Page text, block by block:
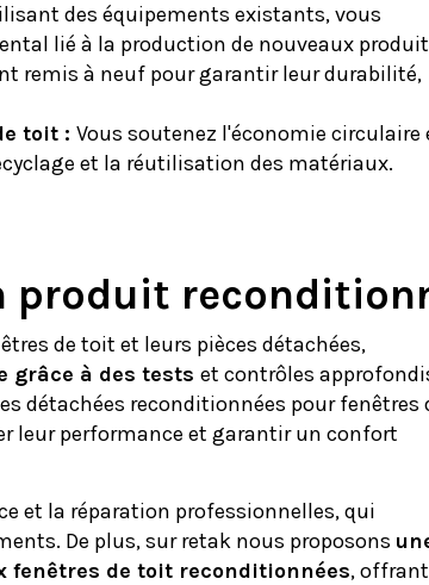
des équipements existants, vous
lié à la production de nouveaux
remis à neuf pour garantir leur durabilité,
toit : Vous soutenez l'économie circulaire
et la réutilisation des matériaux.
de toit et leurs pièces détachées,
grâce à des tests et contrôles
détachées reconditionnées pour fenêtres
leur performance et garantir un confort
et la réparation professionnelles, qui
De plus, sur retak nous proposons
fenêtres de toit reconditionnées, offrant